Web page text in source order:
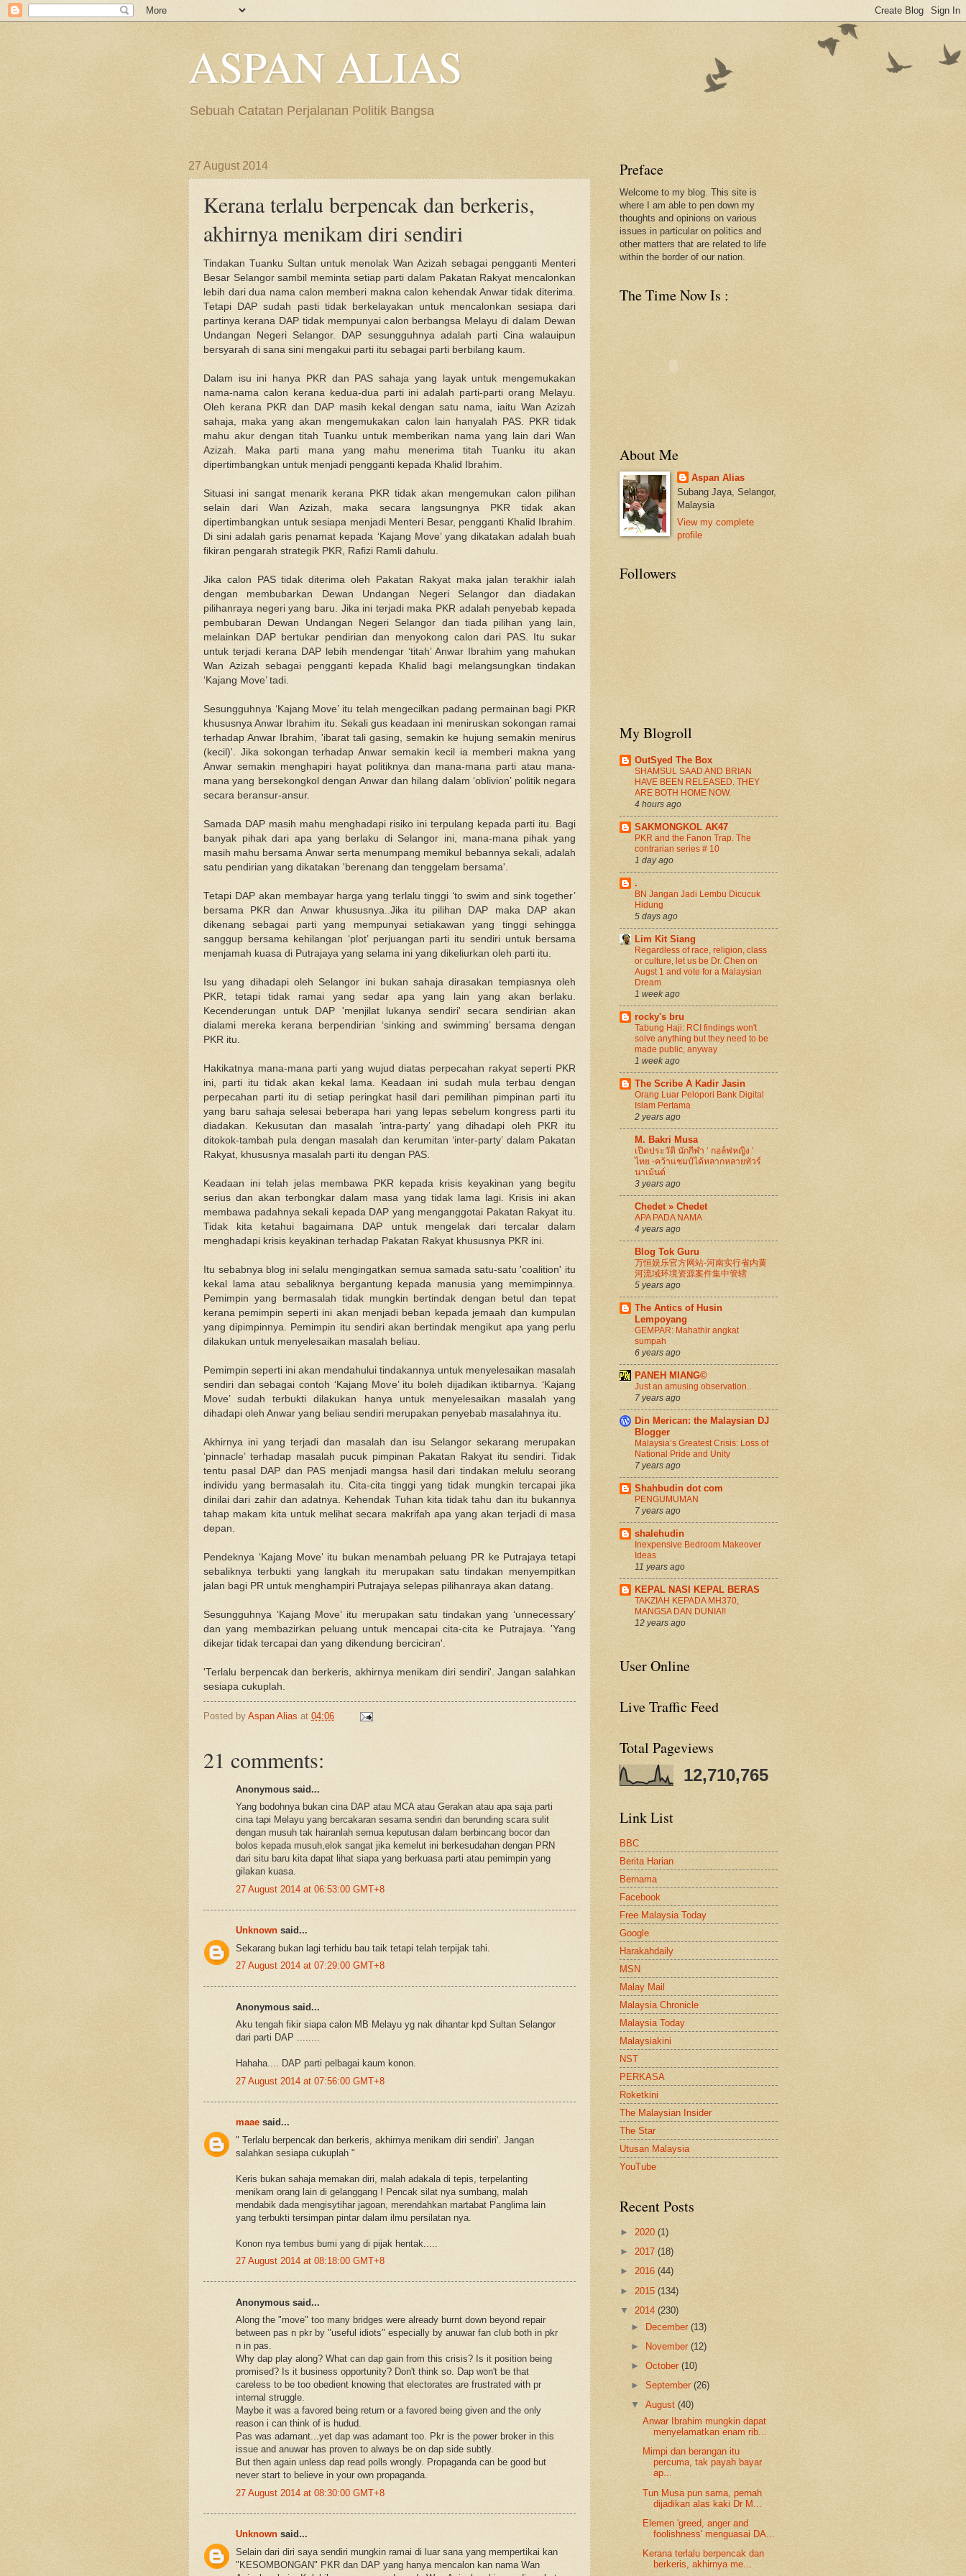
ASPAN ALIAS
Sebuah Catatan Perjalanan Politik Bangsa
27 August 2014
Kerana terlalu berpencak dan berkeris,
akhirnya menikam diri sendiri
Tindakan Tuanku Sultan untuk menolak Wan Azizah sebagai pengganti Menteri
Besar Selangor sambil meminta setiap parti dalam Pakatan Rakyat mencalonkan
lebih dari dua nama calon memberi makna calon kehendak Anwar tidak diterima.
Tetapi DAP sudah pasti tidak berkelayakan untuk mencalonkan sesiapa dari
partinya kerana DAP tidak mempunyai calon berbangsa Melayu di dalam Dewan
Undangan Negeri Selangor. DAP sesungguhnya adalah parti Cina walauipun
bersyarah di sana sini mengakui parti itu sebagai parti berbilang kaum.
Dalam isu ini hanya PKR dan PAS sahaja yang layak untuk mengemukakan
nama-nama calon kerana kedua-dua parti ini adalah parti-parti orang Melayu.
Oleh kerana PKR dan DAP masih kekal dengan satu nama, iaitu Wan Azizah
sahaja, maka yang akan mengemukakan calon lain hanyalah PAS. PKR tidak
mahu akur dengan titah Tuanku untuk memberikan nama yang lain dari Wan
Azizah. Maka parti mana yang mahu menerima titah Tuanku itu akan
dipertimbangkan untuk menjadi pengganti kepada Khalid Ibrahim.
Situasi ini sangat menarik kerana PKR tidak akan mengemukan calon pilihan
selain dari Wan Azizah, maka secara langsungnya PKR tidak akan
dipertimbangkan untuk sesiapa menjadi Menteri Besar, pengganti Khalid Ibrahim.
Di sini adalah garis penamat kepada ‘Kajang Move’ yang dikatakan adalah buah
fikiran pengarah strategik PKR, Rafizi Ramli dahulu.
Jika calon PAS tidak diterima oleh Pakatan Rakyat maka jalan terakhir ialah
dengan membubarkan Dewan Undangan Negeri Selangor dan diadakan
pilihanraya negeri yang baru. Jika ini terjadi maka PKR adalah penyebab kepada
pembubaran Dewan Undangan Negeri Selangor dan tiada pilihan yang lain,
melainkan DAP bertukar pendirian dan menyokong calon dari PAS. Itu sukar
untuk terjadi kerana DAP lebih mendengar ‘titah’ Anwar Ibrahim yang mahukan
Wan Azizah sebagai pengganti kepada Khalid bagi melangsungkan tindakan
‘Kajang Move’ tadi.
Sesungguhnya ‘Kajang Move’ itu telah mengecilkan padang permainan bagi PKR
khususnya Anwar Ibrahim itu. Sekali gus keadaan ini meniruskan sokongan ramai
terhadap Anwar Ibrahim, 'ibarat tali gasing, semakin ke hujung semakin menirus
(kecil)'. Jika sokongan terhadap Anwar semakin kecil ia memberi makna yang
Anwar semakin menghapiri hayat politiknya dan mana-mana parti atau mana-
mana yang bersekongkol dengan Anwar dan hilang dalam ‘oblivion’ politik negara
secara beransur-ansur.
Samada DAP masih mahu menghadapi risiko ini terpulang kepada parti itu. Bagi
banyak pihak dari apa yang berlaku di Selangor ini, mana-mana pihak yang
masih mahu bersama Anwar serta menumpang memikul bebannya sekali, adalah
satu pendirian yang dikatakan 'berenang dan tenggelam bersama'.
Tetapi DAP akan membayar harga yang terlalu tinggi ‘to swim and sink together’
bersama PKR dan Anwar khususnya..Jika itu pilihan DAP maka DAP akan
dikenang sebagai parti yang mempunyai setiakawan yang tinggi sehingga
sanggup bersama kehilangan ‘plot’ perjuangan parti itu sendiri untuk bersama
menjamah kuasa di Putrajaya yang selama ini yang dikeliurkan oleh parti itu.
Isu yang dihadapi oleh Selangor ini bukan sahaja dirasakan tempiasnya oleh
PKR, tetapi tidak ramai yang sedar apa yang lain yang akan berlaku.
Kecenderungan untuk DAP 'menjilat lukanya sendiri' secara sendirian akan
dialami mereka kerana berpendirian ‘sinking and swimming’ bersama dengan
PKR itu.
Hakikatnya mana-mana parti yang wujud diatas perpecahan rakyat seperti PKR
ini, parti itu tidak akan kekal lama. Keadaan ini sudah mula terbau dengan
perpecahan parti itu di setiap peringkat hasil dari pemilihan pimpinan parti itu
yang baru sahaja selesai beberapa hari yang lepas sebelum kongress parti itu
diadakan. Kekusutan dan masalah ‘intra-party’ yang dihadapi oleh PKR itu
ditokok-tambah pula dengan masalah dan kerumitan ‘inter-party’ dalam Pakatan
Rakyat, khususnya masalah parti itu dengan PAS.
Keadaan ini telah jelas membawa PKR kepada krisis keyakinan yang begitu
serius dan akan terbongkar dalam masa yang tidak lama lagi. Krisis ini akan
membawa padahnya sekali kepada DAP yang menganggotai Pakatan Rakyat itu.
Tidak kita ketahui bagaimana DAP untuk mengelak dari tercalar dalam
menghadapi krisis keyakinan terhadap Pakatan Rakyat khususnya PKR ini.
Itu sebabnya blog ini selalu mengingatkan semua samada satu-satu 'coalition' itu
kekal lama atau sebaliknya bergantung kepada manusia yang memimpinnya.
Pemimpin yang bermasalah tidak mungkin bertindak dengan betul dan tepat
kerana pemimpin seperti ini akan menjadi beban kepada jemaah dan kumpulan
yang dipimpinnya. Pemimpin itu sendiri akan bertindak mengikut apa yang perlu
dilakukan untuk menyelesaikan masalah beliau.
Pemimpin seperti ini akan mendahului tindakannya untuk menyelesaikan masalah
sendiri dan sebagai contoh ‘Kajang Move’ itu boleh dijadikan iktibarnya. ‘Kajang
Move’ sudah terbukti dilakukan hanya untuk menyelesaikan masalah yang
dihadapi oleh Anwar yang beliau sendiri merupakan penyebab masalahnya itu.
Akhirnya ini yang terjadi dan masalah dan isu Selangor sekarang merupakan
‘pinnacle’ terhadap masalah pucuk pimpinan Pakatan Rakyat itu sendiri. Tidak
tentu pasal DAP dan PAS menjadi mangsa hasil dari tindakan melulu seorang
individu yang bermasalah itu. Cita-cita tinggi yang tidak mungkin tercapai jika
dinilai dari zahir dan adatnya. Kehendak Tuhan kita tidak tahu dan itu bukannya
tahap makam kita untuk melihat secara makrifah apa yang akan terjadi di masa
depan.
Pendeknya ‘Kajang Move’ itu bukan menambah peluang PR ke Putrajaya tetapi
sebaliknya terbukti yang langkah itu merupakan satu tindakan menyempitkan
jalan bagi PR untuk menghampiri Putrajaya selepas pilihanraya akan datang.
Sesungguhnya ‘Kajang Move’ itu merupakan satu tindakan yang ‘unnecessary’
dan yang membazirkan peluang untuk mencapai cita-cita ke Putrajaya. 'Yang
dikejar tidak tercapai dan yang dikendung berciciran'.
'Terlalu berpencak dan berkeris, akhirnya menikam diri sendiri'. Jangan salahkan
sesiapa cukuplah.
Posted by Aspan Alias at 04:06
21 comments:
Anonymous said...
Yang bodohnya bukan cina DAP atau MCA atau Gerakan atau apa saja parti
cina tapi Melayu yang bercakaran sesama sendiri dan berunding scara sulit
dengan musuh tak hairanlah semua keputusan dalam berbincang bocor dan
bolos kepada musuh,elok sangat jika kemelut ini berkesudahan dengan PRN
dari situ baru kita dapat lihat siapa yang berkuasa parti atau pemimpin yang
gilakan kuasa.
27 August 2014 at 06:53:00 GMT+8
Unknown said...
Sekarang bukan lagi terhidu bau taik tetapi telah terpijak tahi.
27 August 2014 at 07:29:00 GMT+8
Anonymous said...
Aku tengah fikir siapa calon MB Melayu yg nak dihantar kpd Sultan Selangor
dari parti DAP ........
Hahaha.... DAP parti pelbagai kaum konon.
27 August 2014 at 07:56:00 GMT+8
maae said...
" Terlalu berpencak dan berkeris, akhirnya menikam diri sendiri'. Jangan
salahkan sesiapa cukuplah "
Keris bukan sahaja memakan diri, malah adakala di tepis, terpelanting
menikam orang lain di gelanggang ! Pencak silat nya sumbang, malah
mendabik dada mengisytihar jagoan, merendahkan martabat Panglima lain
yang terbukti tersimpan pintar dalam ilmu persilatan nya.
Konon nya tembus bumi yang di pijak hentak.....
27 August 2014 at 08:18:00 GMT+8
Anonymous said...
Along the "move" too many bridges were already burnt down beyond repair
between pas n pkr by "useful idiots" especially by anuwar fan club both in pkr
n in pas.
Why dap play along? What can dap gain from this crisis? Is it position being
promised? Is it business opportunity? Don't think so. Dap won't be that
careless to be too obedient knowing that electorates are frustrated with pr
internal struggle.
Maybe it was a favored being return or a favored being given and the only
reason i can think of is hudud.
Pas was adamant...yet dap was adamant too. Pkr is the power broker in this
issue and anuwar has proven to always be on dap side subtly.
But then again unless dap read polls wrongly. Propaganda can be good but
never start to believe in your own propaganda.
27 August 2014 at 08:30:00 GMT+8
Unknown said...
Selain dari diri saya sendiri mungkin ramai di luar sana yang mempertikai kan
"KESOMBONGAN" PKR dan DAP yang hanya mencalon kan nama Wan
Preface
Welcome to my blog. This site is
where I am able to pen down my
thoughts and opinions on various
issues in particular on politics and
other matters that are related to life
within the border of our nation.
The Time Now Is :
About Me
Aspan Alias
Subang Jaya, Selangor,
Malaysia
View my complete
profile
Followers
My Blogroll
OutSyed The Box
SHAMSUL SAAD AND BRIAN
HAVE BEEN RELEASED. THEY
ARE BOTH HOME NOW.
4 hours ago
SAKMONGKOL AK47
PKR and the Fanon Trap. The
contrarian series # 10
1 day ago
.
BN Jangan Jadi Lembu Dicucuk
Hidung
5 days ago
Lim Kit Siang
Regardless of race, religion, class
or culture, let us be Dr. Chen on
Augst 1 and vote for a Malaysian
Dream
1 week ago
rocky's bru
Tabung Haji: RCI findings won't
solve anything but they need to be
made public, anyway
1 week ago
The Scribe A Kadir Jasin
Orang Luar Pelopori Bank Digital
Islam Pertama
2 years ago
M. Bakri Musa
เปิดประวัติ นักกีฬา ‘ กอล์ฟหญิง ’
ไทย -คว้าแชมป์ได้หลากหลายทัวร์
นาเม้นต์
3 years ago
Chedet » Chedet
APA PADA NAMA
4 years ago
Blog Tok Guru
万恒娱乐官方网站-河南实行省内黄
河流域环境资源案件集中管辖
5 years ago
The Antics of Husin
Lempoyang
GEMPAR: Mahathir angkat
sumpah
6 years ago
PANEH MIANG©
Just an amusing observation..
7 years ago
Din Merican: the Malaysian DJ
Blogger
Malaysia’s Greatest Crisis: Loss of
National Pride and Unity
7 years ago
Shahbudin dot com
PENGUMUMAN
7 years ago
shalehudin
Inexpensive Bedroom Makeover
Ideas
11 years ago
KEPAL NASI KEPAL BERAS
TAKZIAH KEPADA MH370,
MANGSA DAN DUNIA!!
12 years ago
User Online
Live Traffic Feed
Total Pageviews
12,710,765
Link List
BBC
Berita Harian
Bernama
Facebook
Free Malaysia Today
Google
Harakahdaily
MSN
Malay Mail
Malaysia Chronicle
Malaysia Today
Malaysiakini
NST
PERKASA
Roketkini
The Malaysian Insider
The Star
Utusan Malaysia
YouTube
Recent Posts
► 2020 (1)
► 2017 (18)
► 2016 (44)
► 2015 (134)
▼ 2014 (230)
► December(13)
►
November(12)
►October(10)
► September(26)
▼August(40)
Anwar Ibrahim mungkin dapat
menyelamatkan enam rib...
Mimpi dan berangan itu
percuma, tak payah bayar
ap...
Tun Musa pun sama, pernah
dijadikan alas kaki Dr M...
Elemen 'greed, anger and
foolishness' menguasai DA...
Kerana terlalu berpencak dan
berkeris, akhirnya me...